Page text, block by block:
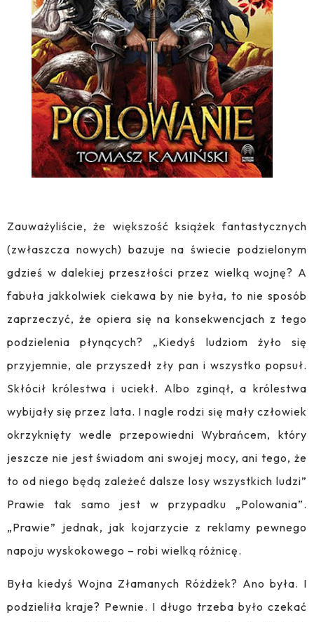
Zauważyliście, że większość książek fantastycznych
(zwłaszcza nowych) bazuje na świecie podzielonym
gdzieś w dalekiej przeszłości przez wielką wojnę? A
fabuła jakkolwiek ciekawa by nie była, to nie sposób
zaprzeczyć, że opiera się na konsekwencjach z tego
podzielenia płynących? „Kiedyś ludziom żyło się
przyjemnie, ale przyszedł zły pan i wszystko popsuł.
Skłócił królestwa i uciekł. Albo zginął, a królestwa
wybijały się przez lata. I nagle rodzi się mały człowiek
okrzyknięty wedle przepowiedni Wybrańcem, który
jeszcze nie jest świadom ani swojej mocy, ani tego, że
to od niego będą zależeć dalsze losy wszystkich ludzi”
Prawie tak samo jest w przypadku „Polowania”.
„Prawie” jednak, jak kojarzycie z reklamy pewnego
napoju wyskokowego – robi wielką różnicę.
Była kiedyś Wojna Złamanych Różdżek? Ano była. I
podzieliła kraje? Pewnie. I długo trzeba było czekać